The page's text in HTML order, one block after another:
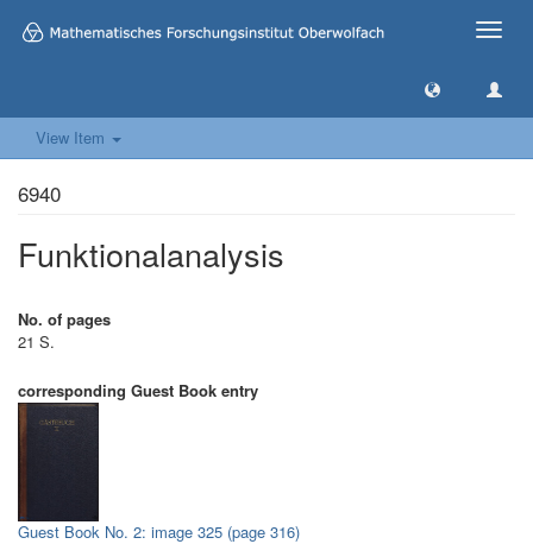
Toggle
View Item
6940
Funktionalanalysis
No. of pages
21 S.
corresponding Guest Book entry
Guest Book No. 2: image 325 (page 316)